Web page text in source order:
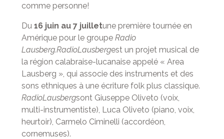
comme personne!
Du 16 juin au 7 juilletune première tournée en
Amérique pour le groupe Radio
Lausberg.RadioLausbergest un projet musical de
la région calabraise-lucanaise appelé « Area
Lausberg », qui associe des instruments et des
sons ethniques à une écriture folk plus classique.
RadioLausbergsont Giuseppe Oliveto (voix,
multi-instrumentiste), Luca Oliveto (piano, voix,
heurtoir), Carmelo Ciminelli (accordéon,
cornemuses).